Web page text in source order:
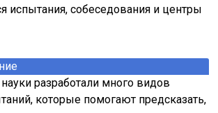
испытания, собеседования и центры
разработали много видов
которые помогают предсказать,